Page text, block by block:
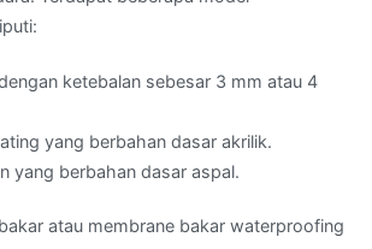
ketebalan sebesar 3 mm atau 4
yang berbahan dasar akrilik.
yang berbahan dasar aspal.
atau membrane bakar waterproofing